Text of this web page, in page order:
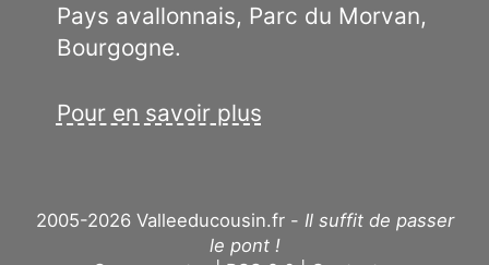
Pays avallonnais, Parc du Morvan,
Bourgogne.
Pour en savoir plus
2005-2026 Valleeducousin.fr - Il suffit de passer
le pont !